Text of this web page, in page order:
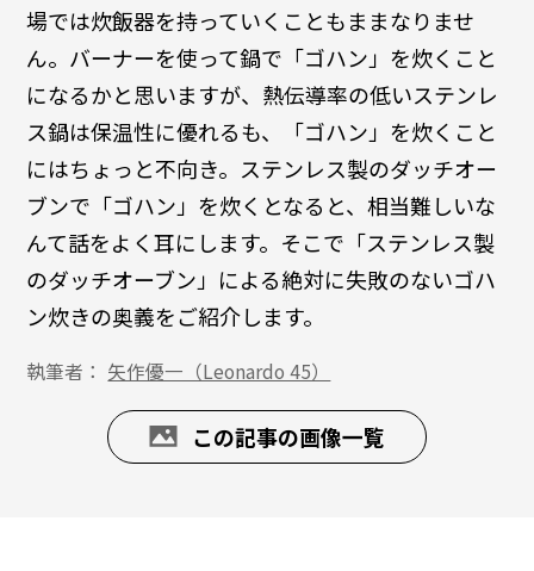
場では炊飯器を持っていくこともままなりませ
ん。バーナーを使って鍋で「ゴハン」を炊くこと
になるかと思いますが、熱伝導率の低いステンレ
ス鍋は保温性に優れるも、「ゴハン」を炊くこと
にはちょっと不向き。ステンレス製のダッチオー
ブンで「ゴハン」を炊くとなると、相当難しいな
んて話をよく耳にします。そこで「ステンレス製
のダッチオーブン」による絶対に失敗のないゴハ
ン炊きの奥義をご紹介します。
執筆者： 矢作優一（Leonardo 45）
この記事の画像一覧